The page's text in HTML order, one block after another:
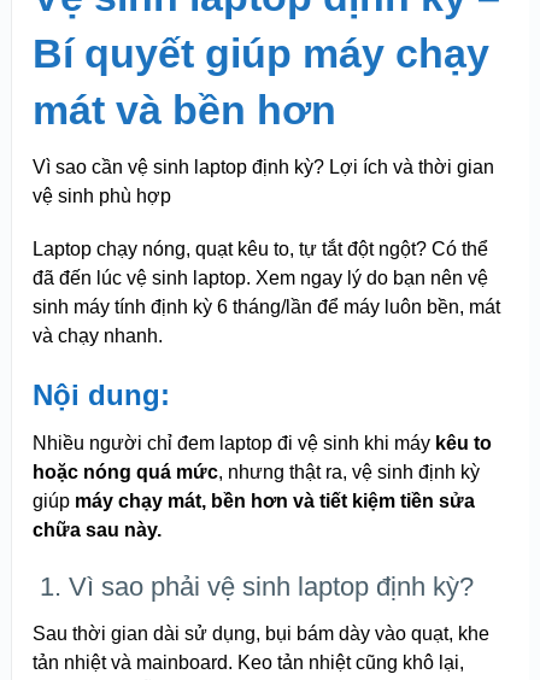
Bí quyết giúp máy chạy
mát và bền hơn
Vì sao cần vệ sinh laptop định kỳ? Lợi ích và thời gian
vệ sinh phù hợp
Laptop chạy nóng, quạt kêu to, tự tắt đột ngột? Có thể
đã đến lúc vệ sinh laptop. Xem ngay lý do bạn nên vệ
sinh máy tính định kỳ 6 tháng/lần để máy luôn bền, mát
và chạy nhanh.
Nội dung:
Nhiều người chỉ đem laptop đi vệ sinh khi máy kêu to
hoặc nóng quá mức, nhưng thật ra, vệ sinh định kỳ
giúp máy chạy mát, bền hơn và tiết kiệm tiền sửa
chữa sau này.
️ 1. Vì sao phải vệ sinh laptop định kỳ?
Sau thời gian dài sử dụng, bụi bám dày vào quạt, khe
tản nhiệt và mainboard. Keo tản nhiệt cũng khô lại,